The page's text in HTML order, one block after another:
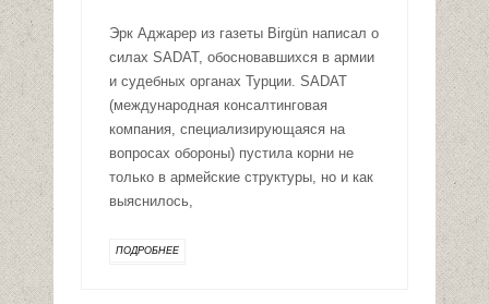
Эрк Аджарер из газеты Birgün написал о
силах SADAT, обосновавшихся в армии
и судебных органах Турции. SADAT
(международная консалтинговая
компания, специализирующаяся на
вопросах обороны) пустила корни не
только в армейские структуры, но и как
выяснилось,
ПОДРОБНЕЕ